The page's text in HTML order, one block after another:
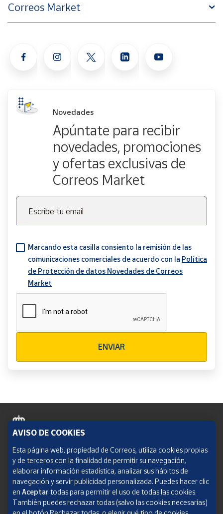
Correos Market
Novedades
Apúntate para recibir
novedades, promociones
y ofertas exclusivas de
Correos Market
Escribe tu email
Marcando esta casilla consiento la remisión de las
comunicaciones comerciales de acuerdo con la Política
de Protección de datos Novedades de Correos
Market
ENVIAR
Política de cookies
Aviso legal
Condiciones del servicio
Política de Privacidad Web
AVISO DE COOKIES
Esta página web, propiedad de Correos, utiliza cookies propias
y de terceros con la finalidad de permitir su navegación,
elaborar información estadística, analizar sus hábitos de
navegación y servir publicidad personalizada. Puedes hacer clic
en Aceptar todas para permitir el uso de todas las cookies.
También puedes rechazar todas (salvo las cookies necesarias)